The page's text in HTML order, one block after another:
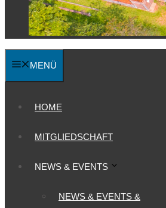
MENÜ
HOME
MITGLIEDSCHAFT
NEWS & EVENTS
NEWS & EVENTS &